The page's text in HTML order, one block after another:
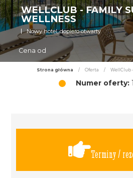
WELLCLUB - FAMILY
WELLNESS
Nowy hotel, dopiero otwarty
Cena od
Strona główna / Oferta / WellClub
Numer oferty:
Terminy /